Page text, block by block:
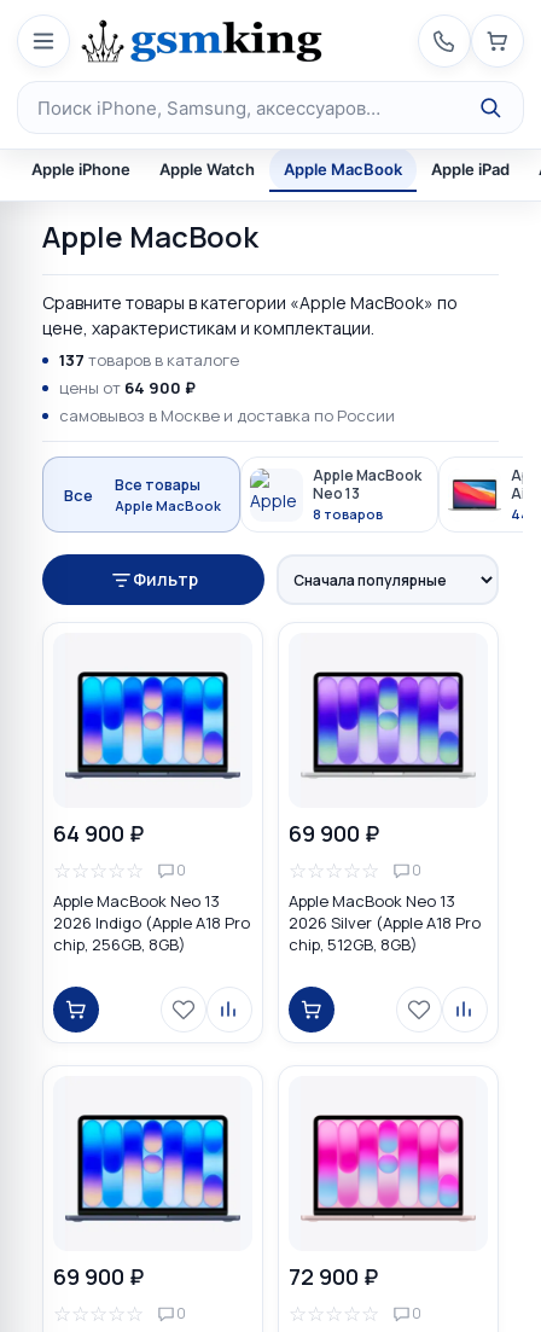
Перейти к содержимому
Поиск по каталогу
Apple iPhone Apple Watch Apple MacBook Apple iPad
Apple MacBook
Сравните товары в категории «Apple MacBook» по
цене, характеристикам и комплектации.
137 товаров в каталоге
цены от 64 900 ₽
самовывоз в Москве и доставка по России
Все Все товары
Apple MacBook
Apple MacBook
Neo 13
8 товаров
Air
44
Фильтр
64 900 ₽
☆☆☆☆☆ 0
Apple MacBook Neo 13
2026 Indigo (Apple A18 Pro
chip, 256GB, 8GB)
69 900 ₽
☆☆☆☆☆ 0
Apple MacBook Neo 13
2026 Silver (Apple A18 Pro
chip, 512GB, 8GB)
69 900 ₽
☆☆☆☆☆ 0
72 900 ₽
☆☆☆☆☆ 0